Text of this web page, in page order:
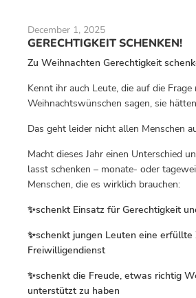
December 1, 2025
GERECHTIGKEIT SCHENKEN!
Zu Weihnachten Gerechtigkeit
Kennt ihr auch Leute, die auf die Frage
Weihnachtswünschen sagen, sie
Das geht leider nicht allen Menschen
Macht dieses Jahr einen Unterschied
lasst schenken – monate- oder
Menschen, die es wirklich brauchen:
✨schenkt Einsatz für Gerechtigkeit
✨schenkt jungen Leuten eine erfüllte
Freiwilligendienst
✨schenkt die Freude, etwas richtig
unterstützt zu haben